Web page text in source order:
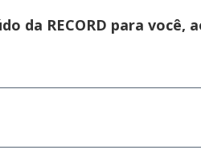
da RECORD para você,